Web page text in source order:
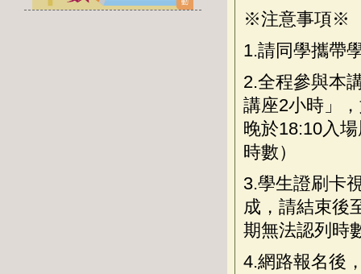
※注意事項※
1.請同學攜帶
2.全程參與本
講座2小時」
晚於18:10入
時數）
3.學生證刷卡
成，請結束後
期無法認列時
4.網路報名後